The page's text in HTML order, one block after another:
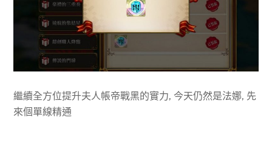
繼續全方位提升夫人帳帝戰黑的實力, 今天仍然是法娜, 先
來個單線精通